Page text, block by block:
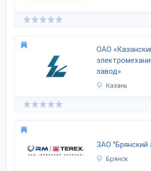
ОАО
завод»
Казань
ЗАО "Брянский
Брянск